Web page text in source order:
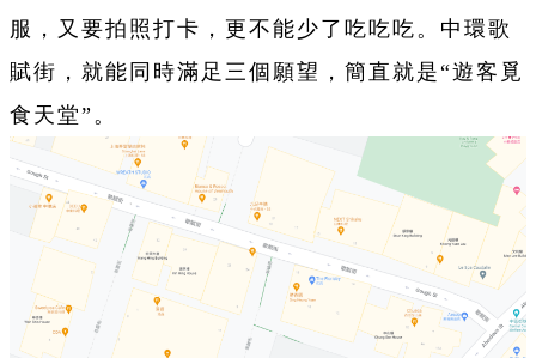
服，又要拍照打卡，更不能少了吃吃吃。中環歌
賦街，就能同時滿足三個願望，簡直就是“遊客覓
食天堂”。